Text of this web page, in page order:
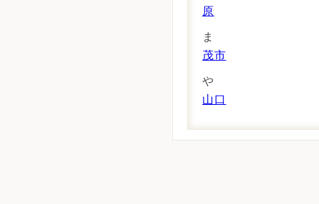
原
ま
茂市
や
山口